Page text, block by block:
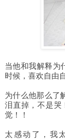
当他和我解释为
时候，喜欢自由
为什么他那么了
泪直掉，不是哭
觉！！
太感动了，我